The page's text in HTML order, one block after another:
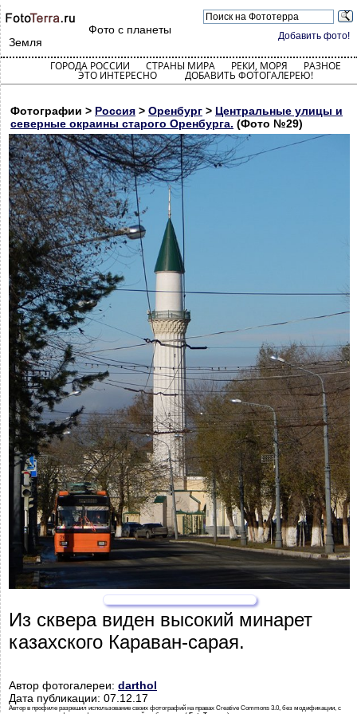
Добавить фото!
Фото с планеты
Земля
ГОРОДА РОССИИ СТРАНЫ МИРА РЕКИ, МОРЯ РАЗНОЕ
ЭТО ИНТЕРЕСНО ДОБАВИТЬ ФОТОГАЛЕРЕЮ!
Фотографии > Россия > Оренбург > Центральные улицы и
северные окраины старого Оренбурга. (Фото №29)
Из сквера виден высокий минарет
казахского Караван-сарая.
Автор фотогалереи: darthol
Дата публикации: 07.12.17
Автор в профиле разрешил использование своих фотографий на правах Creative Commons 3.0, без модификации, с